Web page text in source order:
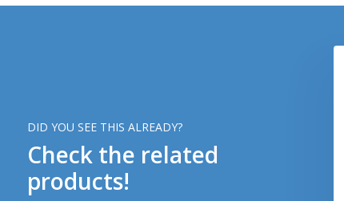
DID YOU SEE THIS ALREADY?
Check the related
products!
PVC Patch
(Grey)